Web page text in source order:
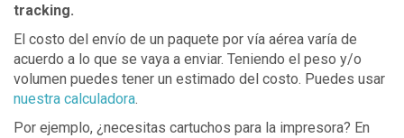
tracking.
El costo del envío de un paquete por vía aérea varía de
acuerdo a lo que se vaya a enviar. Teniendo el peso y/o
volumen puedes tener un estimado del costo. Puedes usar
nuestra calculadora.
Por ejemplo, ¿necesitas cartuchos para la impresora? En